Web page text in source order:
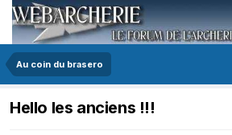
Au coin du brasero
Hello les anciens !!!